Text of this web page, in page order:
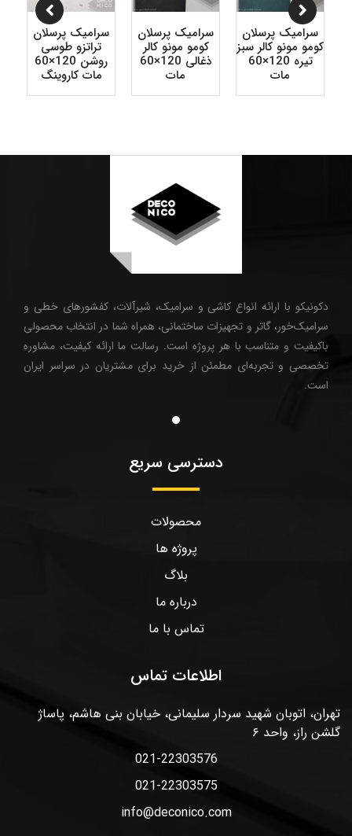
سرامیک پرسلان
کومو مونو کالر سبز
تیره 120×60
مات
سرامیک پرسلان
کومو مونو کالر
ذغالی 120×60
مات
سرامیک پرسلان
تراتزو طوسی
روشن 120×60
مات کاروینگ
دکونیکو با ارائه انواع کاشی و سرامیک، شیرآلات، کفشورهای خطی و
سرامیک‌خور، گاتر و تجهیزات ساختمانی، همراه شما در انتخاب محصولی
باکیفیت و متناسب با هر پروژه است. رسالت ما ارائه کیفیت، مشاوره
تخصصی و تجربه‌ای مطمئن از خرید برای مشتریان در سراسر ایران
است.
دسترسی سریع
محصولات
پروژه ها
بلاگ
درباره ما
تماس با ما
اطلاعات تماس
تهران، اتوبان شهید سردار سلیمانی، خیابان بنی هاشم، پاساژ
گلشن راز، واحد ۶
021-22303576
021-22303575
info@deconico.com